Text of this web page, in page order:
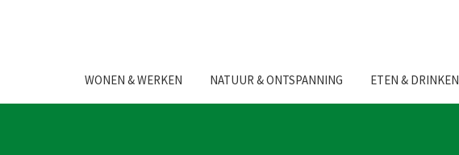
WONEN & WERKEN NATUUR & ONTSPANNING ETEN & DRINKEN